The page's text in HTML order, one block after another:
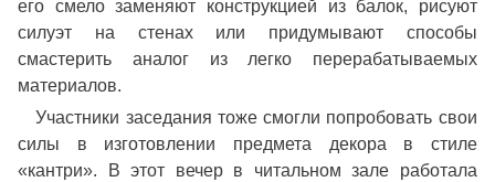
его смело заменяют конструкцией из балок, рисуют
силуэт на стенах или придумывают способы
смастерить аналог из легко перерабатываемых
материалов.
Участники заседания тоже смогли попробовать свои
силы в изготовлении предмета декора в стиле
«кантри». В этот вечер в читальном зале работала